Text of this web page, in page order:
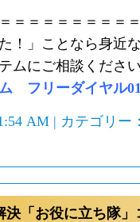
＝＝＝＝＝＝＝＝
！」ことなら身近
ムにご相談くださ
フリーダイヤル
AM | カテゴリー
決「お役に立ち隊